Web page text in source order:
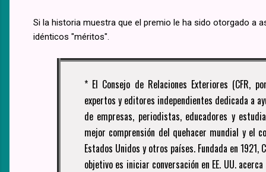
Si la historia muestra que el premio le ha sido otorgado a
idénticos "méritos".
* El Consejo de Relaciones Exteriores (CFR,
expertos y editores independientes dedicada a
de empresas, periodistas, educadores y
mejor comprensión del quehacer mundial y el
Estados Unidos y otros países. Fundada en
objetivo es iniciar conversación en EE. UU.